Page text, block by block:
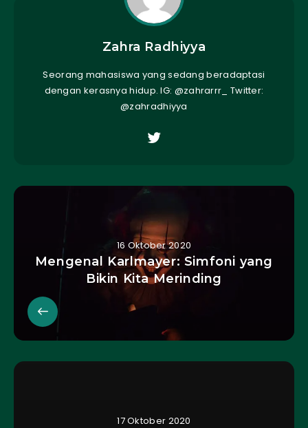
Zahra Radhiyya
Seorang mahasiswa yang sedang beradaptasi
dengan kerasnya hidup. IG: @zahrarrr_ Twitter:
@zahradhiyya
16 Oktober 2020
Mengenal Karlmayer: Simfoni yang
Bikin Kita Merinding
17 Oktober 2020